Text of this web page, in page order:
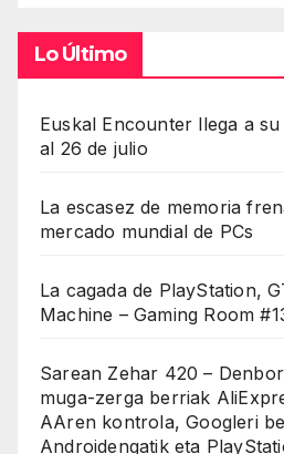
Lo Último
Euskal Encounter llega a
al 26 de julio
La escasez de memoria
mercado mundial de PCs
La cagada de PlayStation,
Machine – Gaming Room
Sarean Zehar 420 –
muga-zerga berriak
AAren kontrola, Googleri
Androidengatik eta